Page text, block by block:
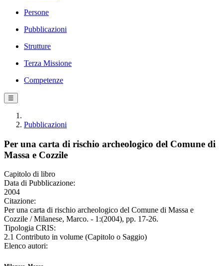
Persone
Pubblicazioni
Strutture
Terza Missione
Competenze
☰
Pubblicazioni
Per una carta di rischio archeologico del Comune di
Massa e Cozzile
Capitolo di libro
Data di Pubblicazione:
2004
Citazione:
Per una carta di rischio archeologico del Comune di Massa e
Cozzile / Milanese, Marco. - 1:(2004), pp. 17-26.
Tipologia CRIS:
2.1 Contributo in volume (Capitolo o Saggio)
Elenco autori: